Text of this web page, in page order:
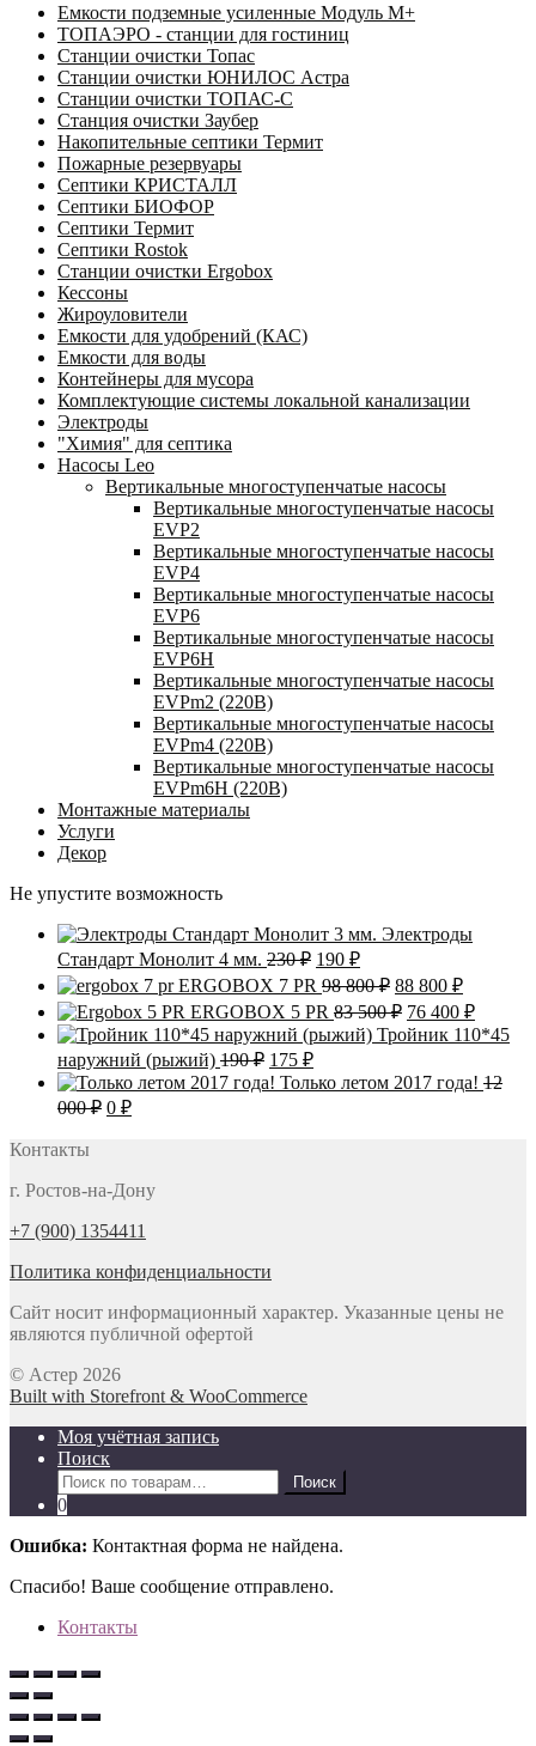
Емкости подземные усиленные Модуль М+
ТОПАЭРО - станции для гостиниц
Станции очистки Топас
Станции очистки ЮНИЛОС Астра
Станции очистки ТОПАС-C
Станция очистки Заубер
Накопительные септики Термит
Пожарные резервуары
Септики КРИСТАЛЛ
Септики БИОФОР
Септики Термит
Септики Rostok
Станции очистки Ergobox
Кессоны
Жироуловители
Емкости для удобрений (КАС)
Емкости для воды
Контейнеры для мусора
Комплектующие системы локальной канализации
Электроды
"Химия" для септика
Насосы Leo
Вертикальные многоступенчатые насосы
Вертикальные многоступенчатые насосы
EVP2
Вертикальные многоступенчатые насосы
EVP4
Вертикальные многоступенчатые насосы
EVP6
Вертикальные многоступенчатые насосы
EVP6Н
Вертикальные многоступенчатые насосы
EVPm2 (220В)
Вертикальные многоступенчатые насосы
EVPm4 (220В)
Вертикальные многоступенчатые насосы
EVPm6Н (220В)
Монтажные материалы
Услуги
Декор
Не упустите возможность
Электроды
Стандарт Монолит 4 мм. 230₽ Первоначальная
цена
составляла
230 ₽.
190 ₽Текущая
цена:
190 ₽.
ERGOBOX 7 PR 98 800₽ Первоначальная
цена
составляла
98
88 800 ₽Текущая
цена:
88
800 ₽.
ERGOBOX 5 PR 83 500₽
цена
составляла
83
500 ₽.
76 400 ₽
цена:
76
400 ₽.
Тройник 110*45
наружний (рыжий) 190₽ Первоначальная
цена
составляла
175 ₽Текущая
цена:
Только летом 2017 года! 12
000₽ Первоначальная
000 ₽.
0 ₽Текущая
Контакты
г. Ростов-на-Дону
+7 (900) 1354411
Политика конфиденциальности
Сайт носит информационный характер. Указанные цены не
являются публичной офертой
© Астер 2026
Built with Storefront & WooCommerce
Моя учётная запись
Поиск
Искать:
Поиск
0
Ошибка: Контактная форма не найдена.
Спасибо! Ваше сообщение отправлено.
Контакты